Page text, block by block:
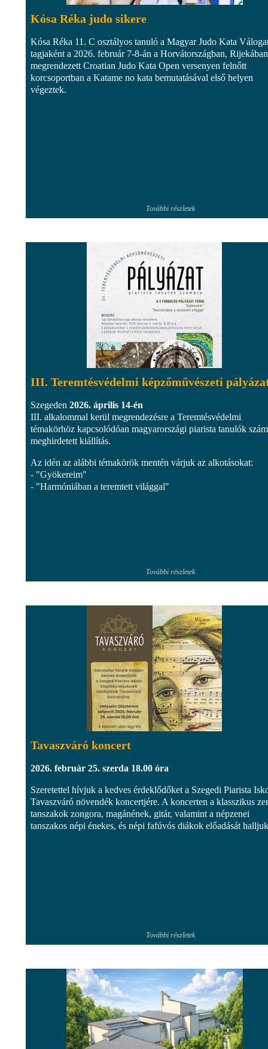
Kósa Réka judo sikere
Kósa Réka 11. C osztályos tanuló a Magyar Judo Kata
tagjaként a 2026. február 7-8-án a Horvátországban, Rijekában
megrendezett Croatian Judo Kata Open versenyen felnőtt
korcsoportban a Katame no kata bemutatásával első helyen
végeztek.
További részletek
III. Teremtésvédelmi képzőművészeti
Szegeden 2026. április 14-én
III. alkalommal kerül megrendezésre a Teremtésvédelmi
témakörhöz kapcsolódóan magyarországi piarista tanulók
meghirdetett kiállítás.
Az idén az alábbi témakörök mentén várjuk az alkotásokat:
- "Gyökereim"
- "Harmóniában a teremtett világgal"
További részletek
Tavaszváró koncert
2026. február 25. szerda 18.00 óra
Szeretettel hívjuk a kedves érdeklődőket a Szegedi Piarista
Tavaszváró növendék koncertjére. A koncerten a klasszikus
tanszakok zongora, magánének, gitár, valamint a népzenei
tanszakos népi énekes, és népi fafúvós diákok előadását
További részletek